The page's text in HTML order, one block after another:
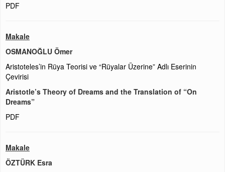
PDF
Makale
OSMANOĞLU Ömer
Aristoteles’in Rüya Teorisi ve “Rüyalar Üzerine” Adlı Eserinin
Çevirisi
Aristotle’s Theory of Dreams and the Translation of “On
Dreams”
PDF
Makale
ÖZTÜRK Esra